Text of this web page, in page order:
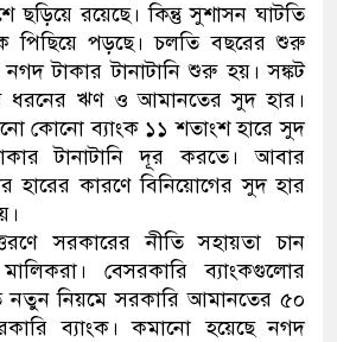
ছড়িয়ে রয়েছে। কিন্তু সুশাসন ঘাটতি
পিছিয়ে পড়ছে। চলতি বছরের শুরু
টাকার টানাটানি শুরু হয়। সঙ্কট
ধরনের ঋণ ও আমানতের সুদ হার।
কোনো ব্যাংক ১১ শতাংশ হারে সুদ
টানাটানি দূর করতে। আবার
হারের কারণে বিনিয়োগের সুদ হার
সরকারের নীতি সহায়তা চান
বেসরকারি ব্যাংকগুলোর
নতুন নিয়মে সরকারি আমানতের ৫০
ব্যাংক। কমানো হয়েছে নগদ